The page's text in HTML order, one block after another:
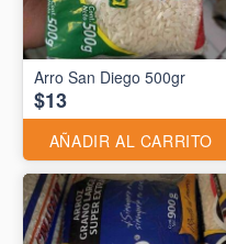
Arro San Diego 500gr
$13
AÑADIR AL CARRITO